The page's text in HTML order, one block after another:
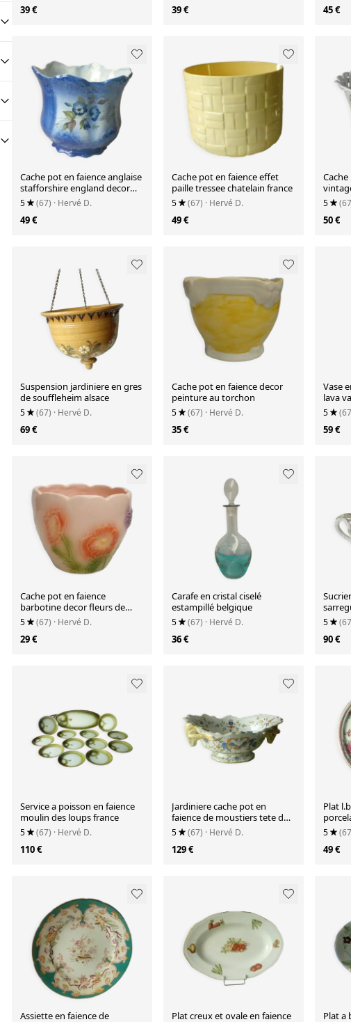
39 € 39 € 45 €
Cache pot en faience anglaise
stafforshire england decor
floral
5 (67) · Hervé D.
49 €
Cache pot en faience effet
paille tressee chatelain france
5 (67) · Hervé D.
49 €
5
50 €
Suspension jardiniere en gres
de souffleheim alsace
5 (67) · Hervé D.
69 €
Cache pot en faience decor
peinture au torchon
5 (67) · Hervé D.
35 €
Vase
lava
5
59 €
Cache pot en faience
barbotine decor fleurs de
pavot
5 (67) · Hervé D.
29 €
Carafe en cristal ciselé
estampillé belgique
5 (67) · Hervé D.
36 €
5
90 €
Service a poisson en faience
moulin des loups france
5 (67) · Hervé D.
110 €
Jardiniere cache pot en
faience de moustiers tete de
belier
5 (67) · Hervé D.
129 €
Plat
5
49 €
Assiette en faience de
Plat creux et ovale en faience
Plat a